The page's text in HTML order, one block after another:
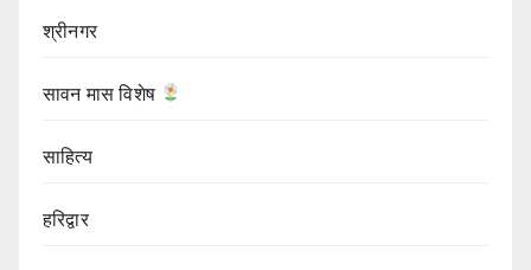
श्रीनगर
सावन मास विशेष
साहित्य
हरिद्वार